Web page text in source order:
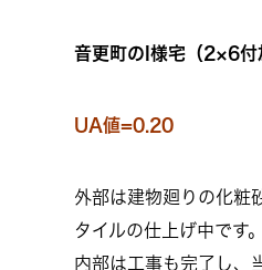
音更町のI様宅（2×6付
UA値=0.20
外部は建物廻りの化粧
タイルの仕上げ中です。
内部は工事も完了し、